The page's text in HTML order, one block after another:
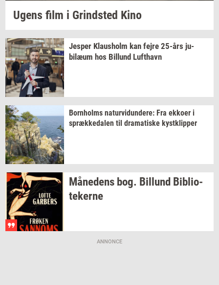
Ugens film i Grind­sted Kino
Jes­per Klaus­holm kan fejre 25-års ju­
bilæum hos Bil­lund Luft­havn
Born­holms na­tur­vi­dun­de­re: Fra ek­ko­er i
spræk­ke­da­len til dra­ma­ti­ske kyst­klip­per
Må­ne­dens bog. Bil­lund Bi­bli­o­
te­ker­ne
ANNONCE